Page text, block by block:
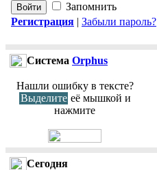
Запомнить
Регистрация | Забыли пароль?
Cистема Orphus
Нашли ошибку в тексте?
Выделите её мышкой и
нажмите
Сегодня